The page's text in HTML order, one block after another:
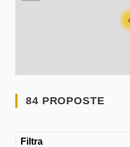
84 PROPOSTE
Filtra